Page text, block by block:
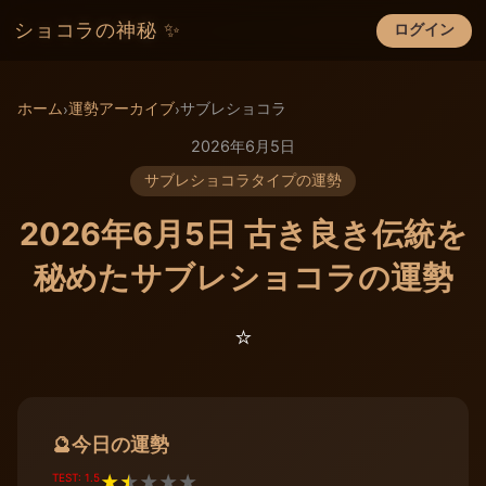
ショコラの神秘 ✨ ログイン
×
ホーム›運勢アーカイブ›サブレショコラ
2026年6月5日
サブレショコラタイプの運勢
2026年6月5日 古き良き伝統を
秘めたサブレショコラの運勢
⭐️
🔮今日の運勢
TEST: 1.5